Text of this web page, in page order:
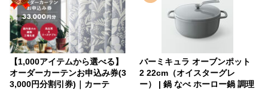
【1,000アイテムから選べる】
オーダーカーテンお申込み券(3
3,000円分割引券)｜カーテ
バーミキュラ オーブンポット
2 22cm（オイスターグレ
ー） | 鍋 なべ ホーロー鍋 調理